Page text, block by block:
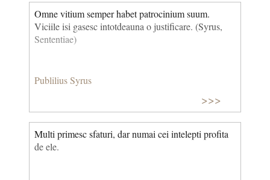
Omne vitium semper habet patrocinium suum.
Viciile isi gasesc intotdeauna o justificare. (Syrus,
Sententiae)
Publilius Syrus
>>>
Multi primesc sfaturi, dar numai cei intelepti profita
de ele.